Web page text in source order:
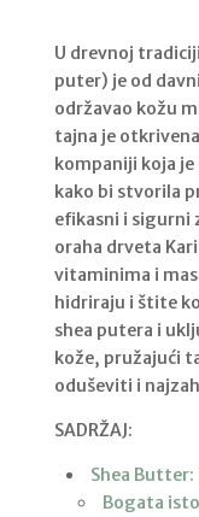
U drevnoj
puter) je od
održavao kožu
tajna je
kompaniji koja
kako bi stvorila
efikasni i sigurni
oraha drveta
vitaminima i
hidriraju i štite
shea putera i
kože, pružajući
oduševiti i
SADRŽAJ:
Shea
Bogata